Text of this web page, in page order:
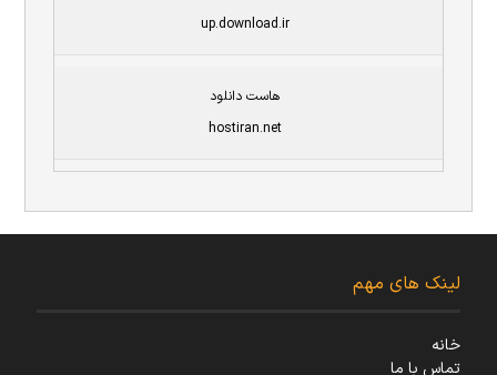
up.download.ir
هاست دانلود
hostiran.net
لینک های مهم
خانه
تماس با ما